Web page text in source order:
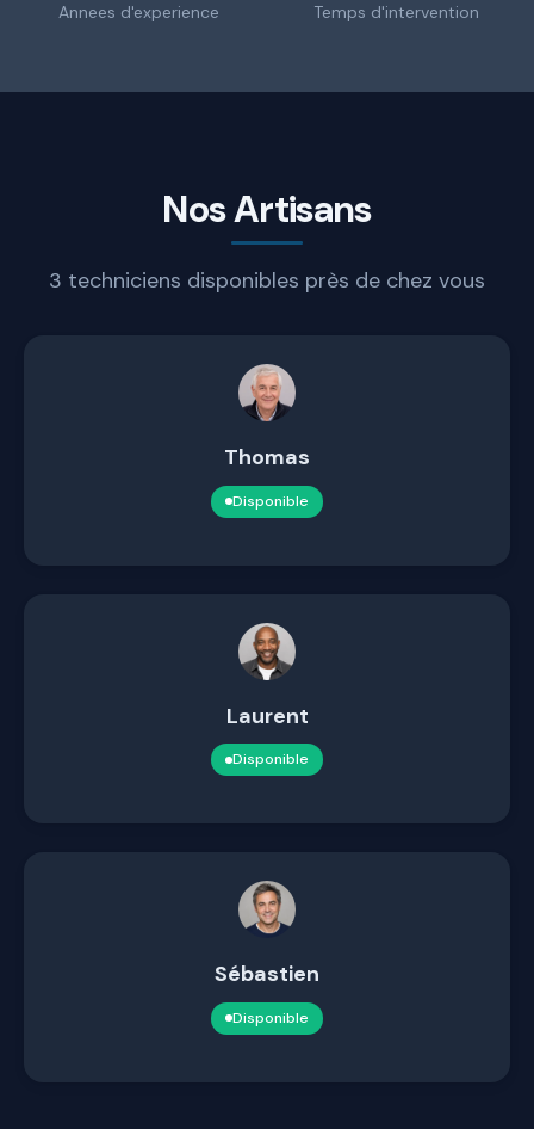
Annees d'experience Temps d'intervention
Nos Artisans
3 techniciens disponibles près de chez vous
Thomas
Disponible
Laurent
Disponible
Sébastien
Disponible